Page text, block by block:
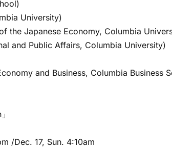
University)
the Japanese Economy, Columbia
and Public Affairs, Columbia University)
and Business, Columbia Business
/Dec. 17, Sun. 4:10am